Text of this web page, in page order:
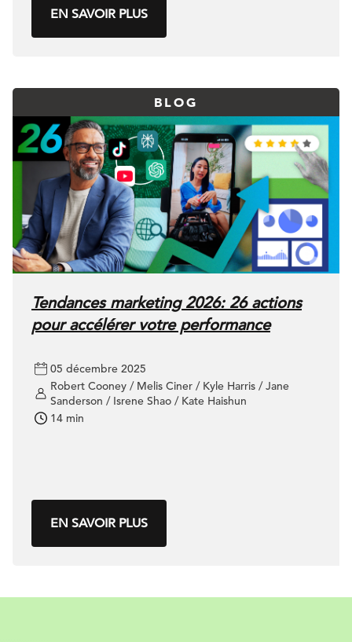
EN SAVOIR PLUS
BLOG
Tendances marketing 2026: 26 actions
pour accélérer votre performance
05 décembre 2025
Robert Cooney / Melis Ciner / Kyle Harris / Jane
Sanderson / Isrene Shao / Kate Haishun
14 min
EN SAVOIR PLUS